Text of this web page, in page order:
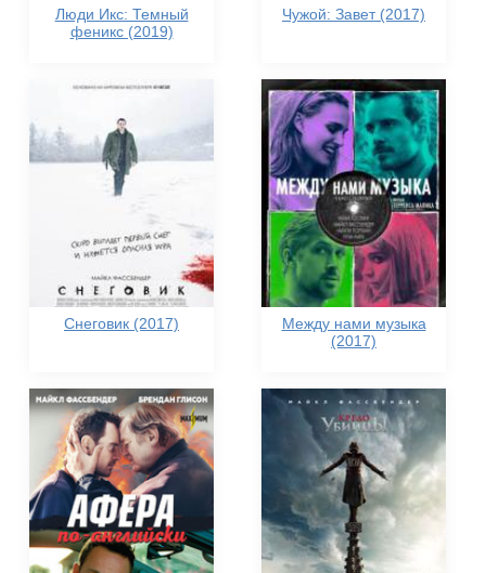
Люди Икс: Темный
феникс (2019)
Чужой: Завет (2017)
Снеговик (2017)
Между нами музыка
(2017)